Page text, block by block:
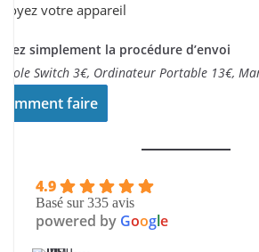
votre appareil
simplement la procédure d’envoi
Switch 3€, Ordinateur Portable 13€,
faire
4.9
Basé sur 335 avis
powered by Google